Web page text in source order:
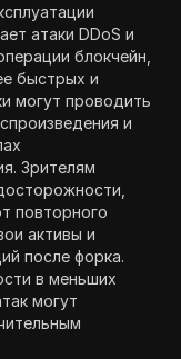
атаки DDoS и
блокчейн,
быстрых и
могут проводить
и
Зрителям
повторного
активы и
после форка.
в меньших
могут